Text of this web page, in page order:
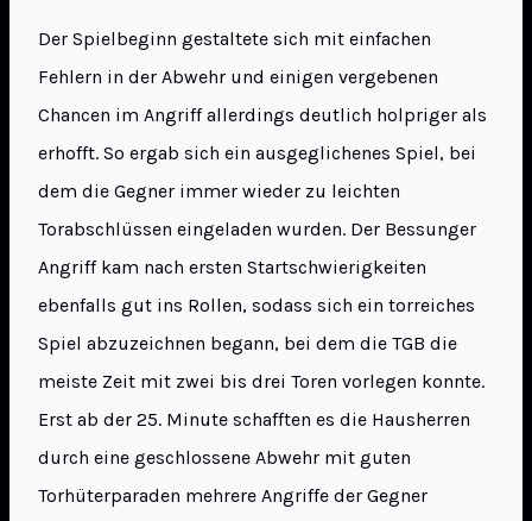
Der Spielbeginn gestaltete sich mit einfachen
Fehlern in der Abwehr und einigen vergebenen
Chancen im Angriff allerdings deutlich holpriger als
erhofft. So ergab sich ein ausgeglichenes Spiel, bei
dem die Gegner immer wieder zu leichten
Torabschlüssen eingeladen wurden. Der Bessunger
Angriff kam nach ersten Startschwierigkeiten
ebenfalls gut ins Rollen, sodass sich ein torreiches
Spiel abzuzeichnen begann, bei dem die TGB die
meiste Zeit mit zwei bis drei Toren vorlegen konnte.
Erst ab der 25. Minute schafften es die Hausherren
durch eine geschlossene Abwehr mit guten
Torhüterparaden mehrere Angriffe der Gegner